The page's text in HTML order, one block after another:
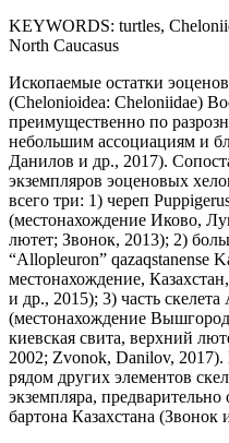
KEYWORDS: turtles,
North Caucasus
Ископаемые остатки
(Chelonioidea: Cheloniidae)
преимущественно по
небольшим ассоциациям и
Данилов и др., 2017).
экземпляров эоценовых
всего три: 1) череп
(местонахождение Иково,
лютет; Звонок, 2013); 2)
“Allopleuron” qazaqstanense
местонахождение,
и др., 2015); 3) часть
(местонахождение
киевская свита, верхний
2002; Zvonok, Danilov, 2017).
рядом других элементов
экземпляра,
бартона Казахстана